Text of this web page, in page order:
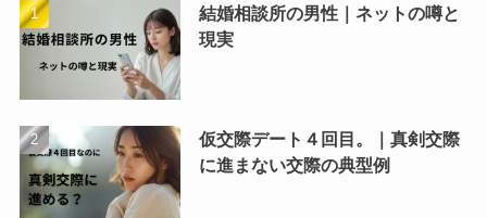
結婚相談所の男性｜ネットの噂と
現実
仮交際デート４回目。｜真剣交際
に進まない交際の典型例